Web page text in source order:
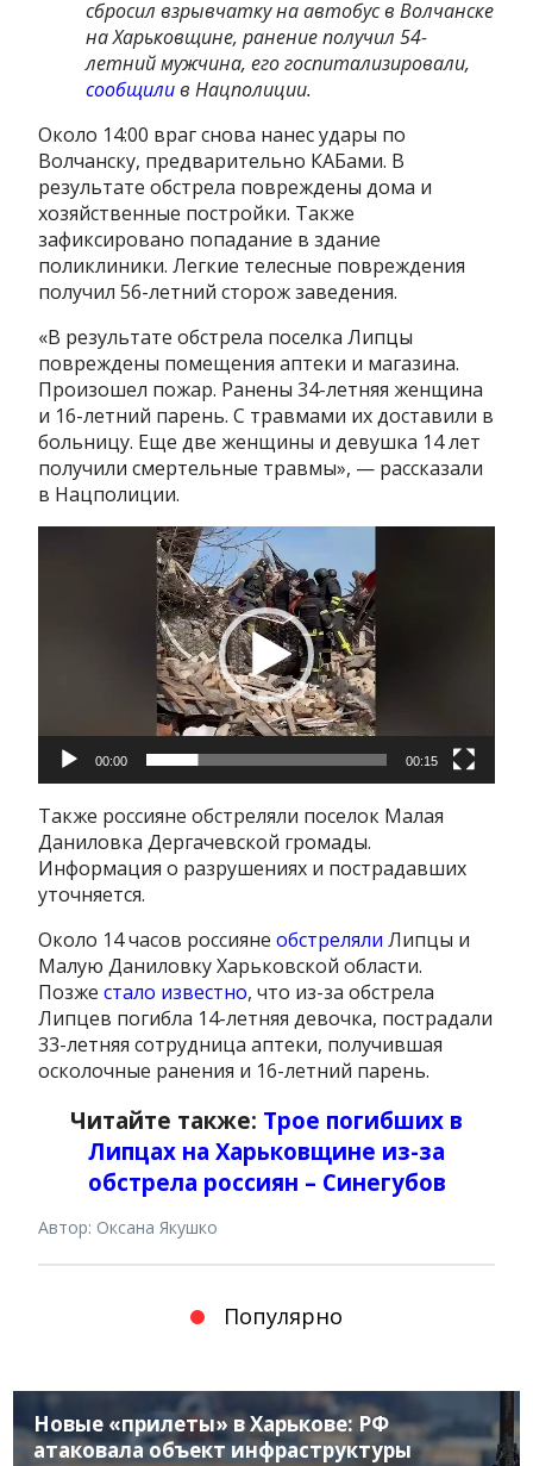
сбросил взрывчатку на автобус в Волчанске
на Харьковщине, ранение получил 54-
летний мужчина, его госпитализировали,
сообщилив Нацполиции.
Около 14:00 враг снова нанес удары по
Волчанску, предварительно КАБами. В
результате обстрела повреждены дома и
хозяйственные постройки. Также
зафиксировано попадание в здание
поликлиники. Легкие телесные повреждения
получил 56-летний сторож заведения.
«В результате обстрела поселка Липцы
повреждены помещения аптеки и магазина.
Произошел пожар. Ранены 34-летняя женщина
и 16-летний парень. С травмами их доставили в
больницу. Еще две женщины и девушка 14 лет
получили смертельные травмы», — рассказали
в Нацполиции.
00:00 00:15
Также россияне обстреляли поселок Малая
Даниловка Дергачевской громады.
Информация о разрушениях и пострадавших
уточняется.
Около 14 часов россиянеобстреляли Липцы и
Малую Даниловку Харьковской области.
Позжестало известно, что из-за обстрела
Липцев погибла 14-летняя девочка, пострадали
33-летняя сотрудница аптеки, получившая
осколочные ранения и 16-летний парень.
Читайте также: Трое погибших в
Липцах на Харьковщине из-за
обстрела россиян – Синегубов
Автор: Оксана Якушко
Популярно
Новые «прилеты» в Харькове: РФ
атаковала объект инфраструктуры